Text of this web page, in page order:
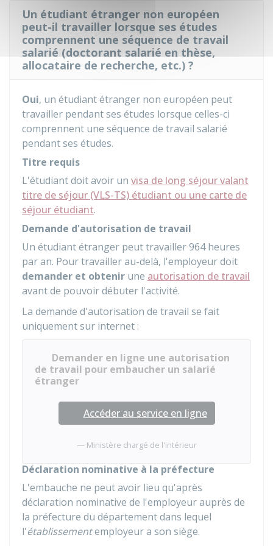
Un étudiant étranger non européen
peut-il travailler lorsque ses études
comprennent une séquence de travail
salarié (doctorant salarié en thèse,
allocataire de recherche, etc.) ?
Oui, un étudiant étranger non européen peut
travailler pendant ses études lorsque celles-ci
comprennent une séquence de travail salarié
pendant ses études.
Titre requis
L'étudiant doit avoir un visa de long séjour valant
titre de séjour (VLS-TS) étudiant ou une carte de
séjour étudiant.
Demande d'autorisation de travail
Un étudiant étranger peut travailler 964 heures
par an. Pour travailler au-delà, l'employeur doit
demander et obtenir une autorisation de travail
avant de pouvoir débuter l'activité.
La demande d'autorisation de travail se fait
uniquement sur internet :
Demander en ligne une autorisation
de travail pour embaucher un salarié
étranger
Accéder au service en ligne
Ministère chargé de l'intérieur
Déclaration nominative à la préfecture
L'embauche ne peut avoir lieu qu'après
déclaration nominative de l'employeur auprès de
la préfecture du département dans lequel
l'établissementemployeur a son siège.